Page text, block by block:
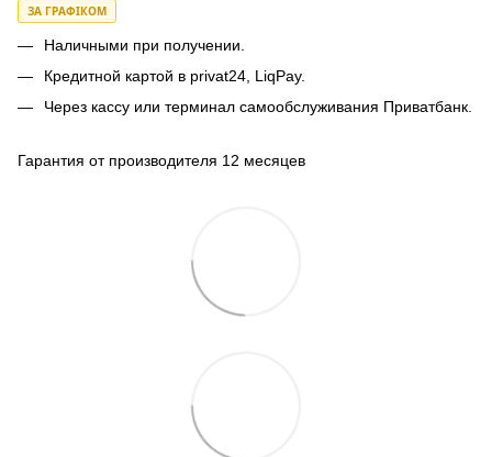
ЗА ГРАФІКОМ
Наличными при получении.
Кредитной картой в privat24, LiqPay.
Через кассу или терминал самообслуживания Приватбанк.
Гарантия от производителя 12 месяцев